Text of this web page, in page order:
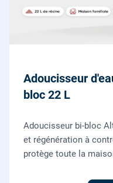
Adoucisseur
bloc 22 L
Adoucisseur bi-bloc
et régénération à
protège toute la